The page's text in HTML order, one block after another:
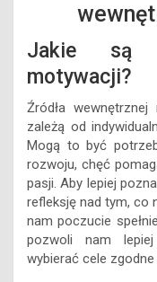
Jakie są
motywacji?
Źródła
zależą od
Mogą to być
rozwoju, chęć
pasji. Aby lepiej
refleksję nad tym, co
nam poczucie
pozwoli nam
wybierać cele